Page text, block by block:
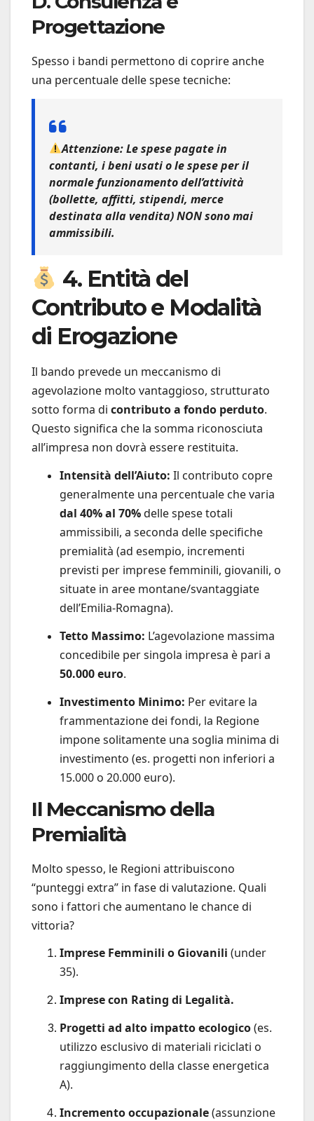
Progettazione
Spesso i bandi permettono di coprire anche
una percentuale delle spese tecniche:
Attenzione:Le spese pagate in
contanti, i beni usati o le spese per il
normale funzionamento dell’attività
(bollette, affitti, stipendi, merce
destinata alla vendita)NONsono mai
ammissibili.
4. Entità del
Contributo e Modalità
di Erogazione
Il bando prevede un meccanismo di
agevolazione molto vantaggioso, strutturato
sotto forma di contributo a fondo perduto.
Questo significa che la somma riconosciuta
all’impresa non dovrà essere restituita.
Intensità dell’Aiuto: Il contributo copre
generalmente una percentuale che varia
dal 40% al 70%delle spese totali
ammissibili, a seconda delle specifiche
premialità (ad esempio, incrementi
previsti per imprese femminili, giovanili, o
situate in aree montane/svantaggiate
dell’Emilia-Romagna).
Tetto Massimo: L’agevolazione massima
concedibile per singola impresa è pari a
50.000 euro.
Investimento Minimo: Per evitare la
frammentazione dei fondi, la Regione
impone solitamente una soglia minima di
investimento (es. progetti non inferiori a
15.000 o 20.000 euro).
Il Meccanismo della
Premialità
Molto spesso, le Regioni attribuiscono
“punteggi extra” in fase di valutazione. Quali
sono i fattori che aumentano le chance di
vittoria?
Imprese Femminili o Giovanili (under
35).
Imprese con Rating di Legalità.
Progetti ad alto impatto ecologico(es.
utilizzo esclusivo di materiali riciclati o
raggiungimento della classe energetica
A).
Incremento occupazionale(assunzione